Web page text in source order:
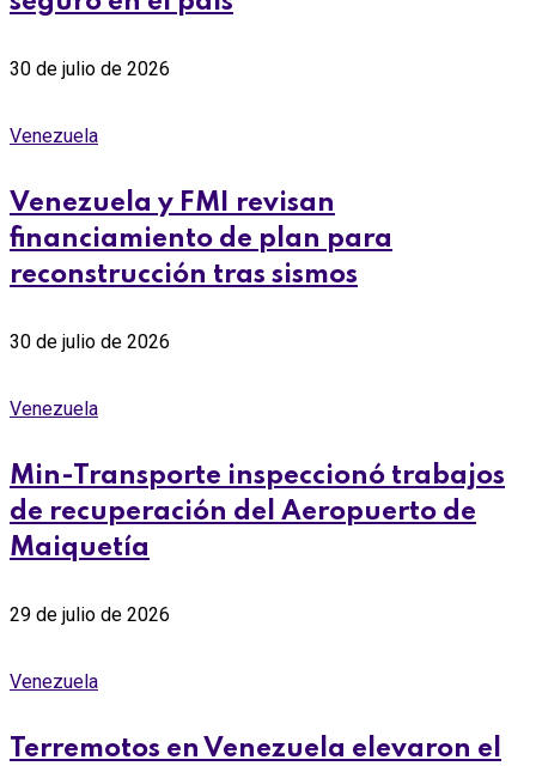
30 de julio de 2026
Venezuela
Venezuela y FMI revisan
financiamiento de plan para
reconstrucción tras sismos
30 de julio de 2026
Venezuela
Min-Transporte inspeccionó trabajos
de recuperación del Aeropuerto de
Maiquetía
29 de julio de 2026
Venezuela
Terremotos en Venezuela elevaron el